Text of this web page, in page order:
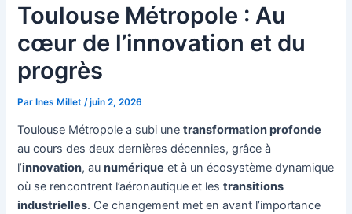
Toulouse Métropole : Au
cœur de l’innovation et du
progrès
ParInes Millet /juin 2, 2026
Toulouse Métropole a subi unetransformation profonde
au cours des deux dernières décennies, grâce à
l’innovation, aunumérique et à un écosystème dynamique
où se rencontrent l’aéronautique et lestransitions
industrielles. Ce changement met en avant l’importance